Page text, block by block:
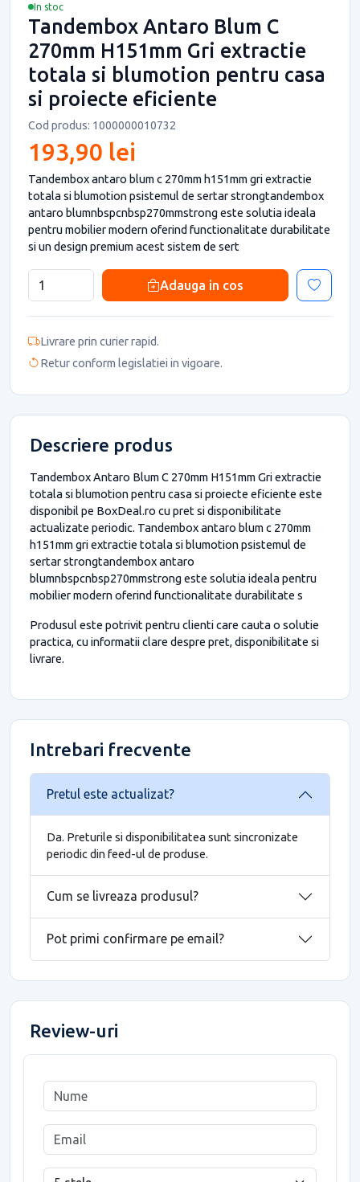
In stoc
Tandembox Antaro Blum C
270mm H151mm Gri extractie
totala si blumotion pentru casa
si proiecte eficiente
Cod produs: 1000000010732
193,90 lei
Tandembox antaro blum c 270mm h151mm gri extractie
totala si blumotion psistemul de sertar strongtandembox
antaro blumnbspcnbsp270mmstrong este solutia ideala
pentru mobilier modern oferind functionalitate durabilitate
si un design premium acest sistem de sert
Adauga in cos
Livrare prin curier rapid.
Retur conform legislatiei in vigoare.
Descriere produs
Tandembox Antaro Blum C 270mm H151mm Gri extractie
totala si blumotion pentru casa si proiecte eficiente este
disponibil pe BoxDeal.ro cu pret si disponibilitate
actualizate periodic. Tandembox antaro blum c 270mm
h151mm gri extractie totala si blumotion psistemul de
sertar strongtandembox antaro
blumnbspcnbsp270mmstrong este solutia ideala pentru
mobilier modern oferind functionalitate durabilitate s
Produsul este potrivit pentru clienti care cauta o solutie
practica, cu informatii clare despre pret, disponibilitate si
livrare.
Intrebari frecvente
Pretul este actualizat?
Da. Preturile si disponibilitatea sunt sincronizate
periodic din feed-ul de produse.
Cum se livreaza produsul?
Pot primi confirmare pe email?
Review-uri